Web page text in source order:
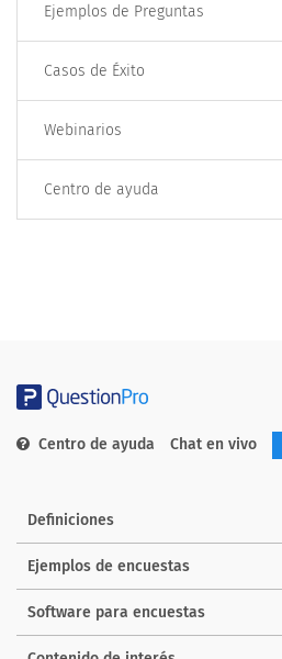
Ejemplos de Preguntas
Casos de Éxito
Webinarios
Centro de ayuda
Centro de ayuda Chat en vivo
Definiciones
Ejemplos de encuestas
Software para encuestas